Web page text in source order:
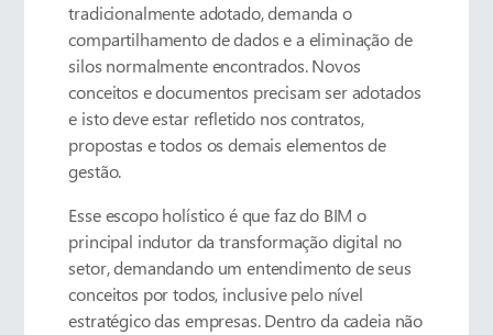
tradicionalmente adotado, demanda o
compartilhamento de dados e a eliminação de
silos normalmente encontrados. Novos
conceitos e documentos precisam ser adotados
e isto deve estar refletido nos contratos,
propostas e todos os demais elementos de
gestão.
Esse escopo holístico é que faz do BIM o
principal indutor da transformação digital no
setor, demandando um entendimento de seus
conceitos por todos, inclusive pelo nível
estratégico das empresas. Dentro da cadeia não